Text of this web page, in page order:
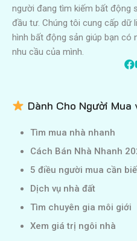
người đang tìm kiếm bất động
đầu tư. Chúng tôi cung cấp dữ
hình bất động sản giúp bạn có
nhu cầu của mình.
Dành Cho Người Mua
Tìm mua nhà nhanh
Cách Bán Nhà Nhanh
5 điều người mua cần
Dịch vụ nhà đất
Tìm chuyên gia môi giới
Xem giá trị ngôi nhà